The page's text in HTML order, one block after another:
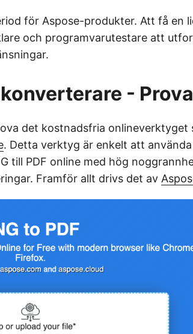
för Aspose-produkter. Att få en
och programvarutestare att
-
det kostnadsfria onlineverktyget
. Detta verktyg är enkelt att
till PDF online med hög
Framför allt drivs det av